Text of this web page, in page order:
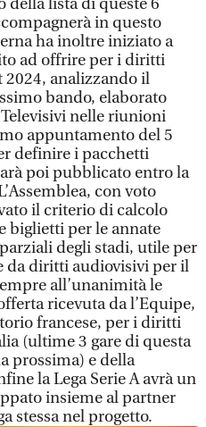
della lista di queste 6
in questo
ha inoltre iniziato a
ad offrire per i diritti
analizzando il
bando, elaborato
nelle riunioni
appuntamento del 5
definire i pacchetti
poi pubblicato entro la
con voto
il criterio di calcolo
biglietti per le annate
degli stadi, utile per
da diritti audiovisivi per il
all’unanimità le
ricevuta da l’Equipe,
francese, per i diritti
(ultime 3 gare di questa
prossima) e della
la Lega Serie A avrà un
insieme al partner
stessa nel progetto.